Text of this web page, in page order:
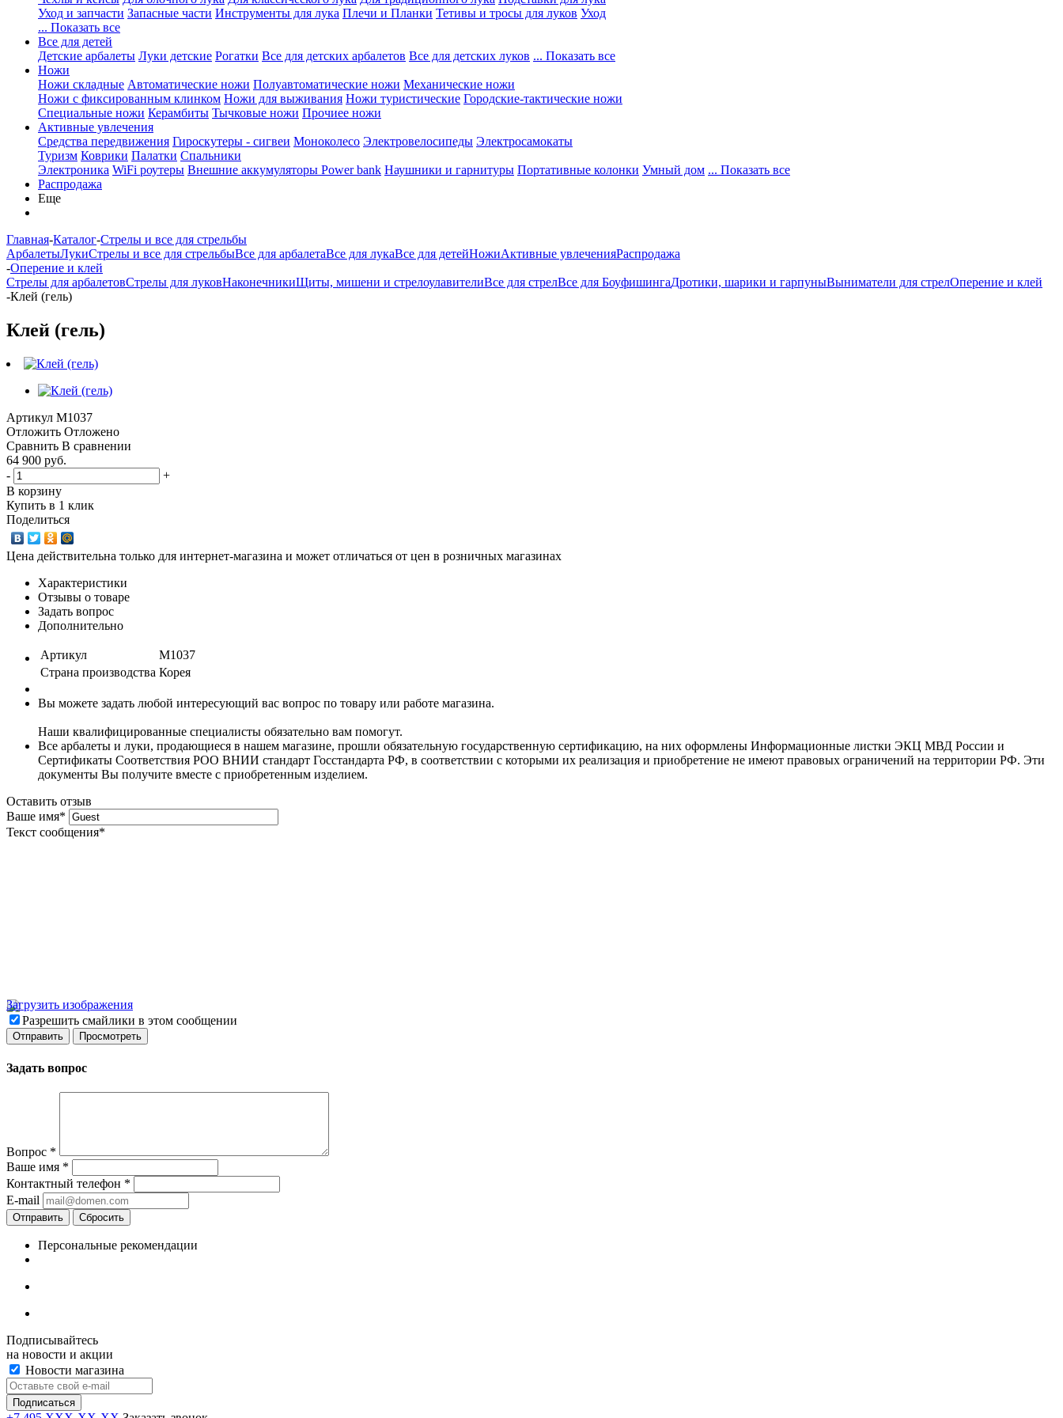
Уход и запчасти Запасные части Инструменты для лука Плечи и Планки Тетивы и тросы для луков Уход
... Показать все
Все для детей
Детские арбалеты Луки детские Рогатки Все для детских арбалетов Все для детских луков ... Показать все
Ножи
Ножи складные Автоматические ножи Полуавтоматические ножи Механические ножи
Ножи с фиксированным клинком Ножи для выживания Ножи туристические Городские-тактические ножи
Специальные ножи Керамбиты Тычковые ножи Прочиее ножи
Активные увлечения
Средства передвижения Гироскутеры - сигвеи Моноколесо Электровелосипеды Электросамокаты
Туризм Коврики Палатки Спальники
Электроника WiFi роутеры Внешние аккумуляторы Power bank Наушники и гарнитуры Портативные колонки Умный дом ... Показать все
Распродажа
Еще
Главная-Каталог-Стрелы и все для стрельбы
АрбалетыЛукиСтрелы и все для стрельбыВсе для арбалетаВсе для лукаВсе для детейНожиАктивные увлеченияРаспродажа
-Оперение и клей
Стрелы для арбалетовСтрелы для луковНаконечникиЩиты, мишени и стрелоулавителиВсе для стрелВсе для БоуфишингаДротики, шарики и гарпуныВыниматели для стрелОперение и клей
-Клей (гель)
Клей (гель)
Артикул M1037
Отложить Отложено
Сравнить В сравнении
64 900 руб.
-
+
В корзину
Купить в 1 клик
Поделиться
Цена действительна только для интернет-магазина и может отличаться от цен в розничных магазинах
Характеристики
Отзывы о товаре
Задать вопрос
Дополнительно
Артикул
M1037
Страна производства Корея
Вы можете задать любой интересующий вас вопрос по товару или работе магазина.
Наши квалифицированные специалисты обязательно вам помогут.
Все арбалеты и луки, продающиеся в нашем магазине, прошли обязательную государственную сертификацию, на них оформлены Информационные листки ЭКЦ МВД России и
Сертификаты Соответствия РОО ВНИИ стандарт Госстандарта РФ, в соответствии с которыми их реализация и приобретение не имеют правовых ограничений на территории РФ. Эти
документы Вы получите вместе с приобретенным изделием.
Оставить отзыв
Ваше имя*
Текст сообщения*
Загрузить изображения
Разрешить смайлики в этом сообщении
Задать вопрос
Вопрос *
Ваше имя *
Контактный телефон *
E-mail
Отправить Сбросить
Персональные рекомендации
Подписывайтесь
на новости и акции
Новости магазина